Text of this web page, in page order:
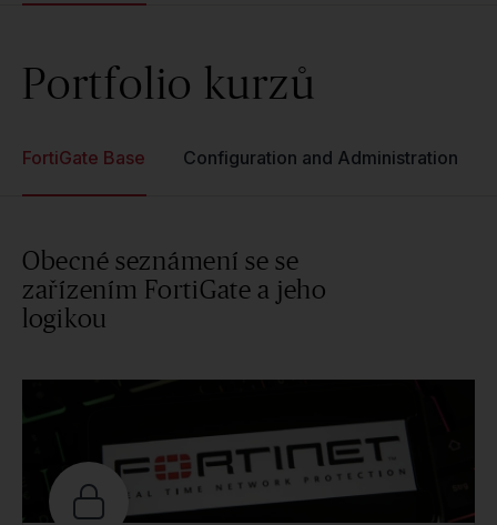
Portfolio kurzů
FortiGate Base Configuration and Administration
Obecné seznámení se se
zařízením FortiGate a jeho
logikou